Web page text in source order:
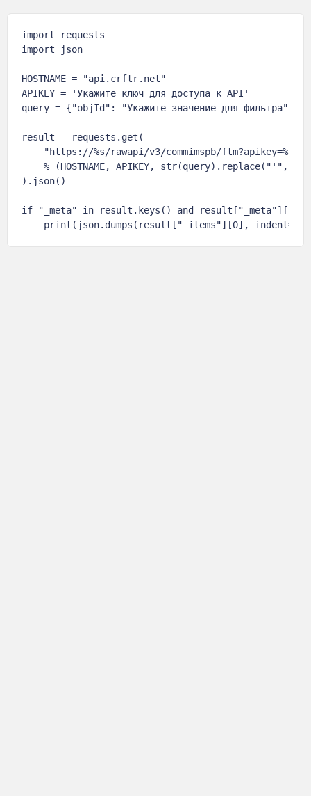
import requests
import json
HOSTNAME = "api.crftr.net"
APIKEY = 'Укажите ключ для доступа к API'
query = {"objId": "Укажите значение для фильтра"}
result = requests.get(
"https://%s/rawapi/v3/commimspb/
% (HOSTNAME, APIKEY, str(query).replace("'",
).json()
if "_meta" in result.keys() and
print(json.dumps(result["_items"][0], indent=4,